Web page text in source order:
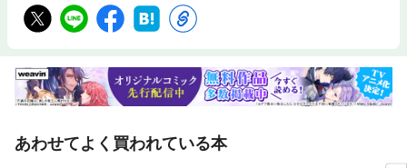
あわせてよく買われている本